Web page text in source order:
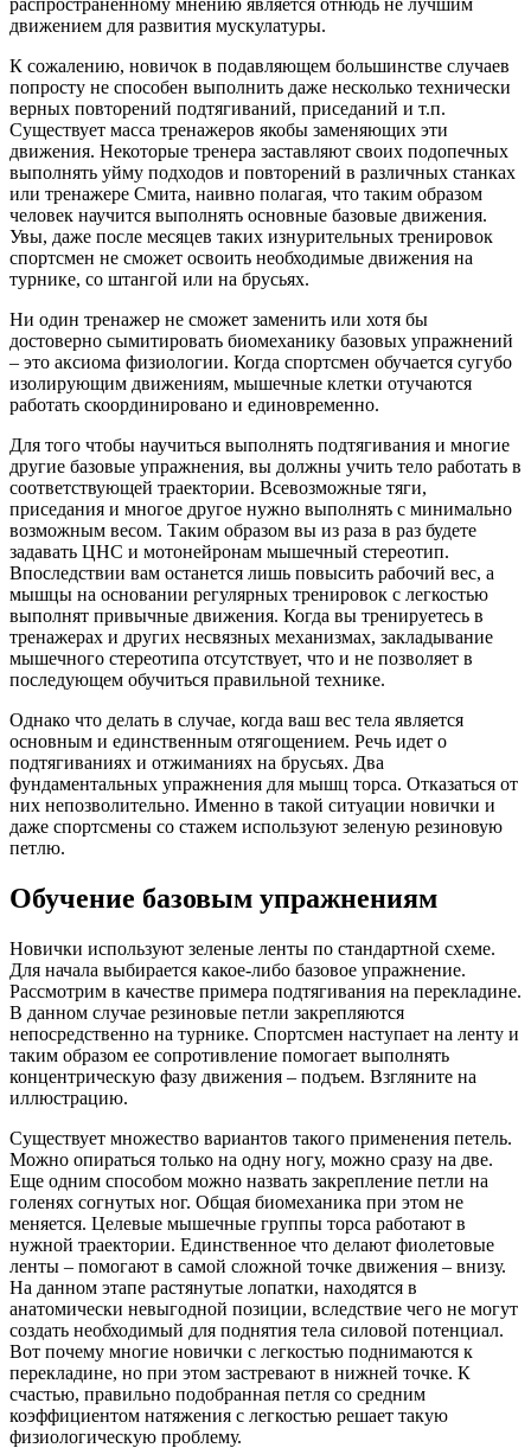
движением для развития мускулатуры.
К сожалению, новичок в подавляющем большинстве случаев
попросту не способен выполнить даже несколько технически
верных повторений подтягиваний, приседаний и т.п.
Существует масса тренажеров якобы заменяющих эти
движения. Некоторые тренера заставляют своих подопечных
выполнять уйму подходов и повторений в различных станках
или тренажере Смита, наивно полагая, что таким образом
человек научится выполнять основные базовые движения.
Увы, даже после месяцев таких изнурительных тренировок
спортсмен не сможет освоить необходимые движения на
турнике, со штангой или на брусьях.
Ни один тренажер не сможет заменить или хотя бы
достоверно сымитировать биомеханику базовых упражнений
– это аксиома физиологии. Когда спортсмен обучается сугубо
изолирующим движениям, мышечные клетки отучаются
работать скоординировано и единовременно.
Для того чтобы научиться выполнять подтягивания и многие
другие базовые упражнения, вы должны учить тело работать в
соответствующей траектории. Всевозможные тяги,
приседания и многое другое нужно выполнять с минимально
возможным весом. Таким образом вы из раза в раз будете
задавать ЦНС и мотонейронам мышечный стереотип.
Впоследствии вам останется лишь повысить рабочий вес, а
мышцы на основании регулярных тренировок с легкостью
выполнят привычные движения. Когда вы тренируетесь в
тренажерах и других несвязных механизмах, закладывание
мышечного стереотипа отсутствует, что и не позволяет в
последующем обучиться правильной технике.
Однако что делать в случае, когда ваш вес тела является
основным и единственным отягощением. Речь идет о
подтягиваниях и отжиманиях на брусьях. Два
фундаментальных упражнения для мышц торса. Отказаться от
них непозволительно. Именно в такой ситуации новички и
даже спортсмены со стажем используют зеленую резиновую
петлю.
Обучение базовым упражнениям
Новички используют зеленые ленты по стандартной схеме.
Для начала выбирается какое-либо базовое упражнение.
Рассмотрим в качестве примера подтягивания на перекладине.
В данном случае резиновые петли закрепляются
непосредственно на турнике. Спортсмен наступает на ленту и
таким образом ее сопротивление помогает выполнять
концентрическую фазу движения – подъем. Взгляните на
иллюстрацию.
Существует множество вариантов такого применения петель.
Можно опираться только на одну ногу, можно сразу на две.
Еще одним способом можно назвать закрепление петли на
голенях согнутых ног. Общая биомеханика при этом не
меняется. Целевые мышечные группы торса работают в
нужной траектории. Единственное что делают фиолетовые
ленты – помогают в самой сложной точке движения – внизу.
На данном этапе растянутые лопатки, находятся в
анатомически невыгодной позиции, вследствие чего не могут
создать необходимый для поднятия тела силовой потенциал.
Вот почему многие новички с легкостью поднимаются к
перекладине, но при этом застревают в нижней точке. К
счастью, правильно подобранная петля со средним
коэффициентом натяжения с легкостью решает такую
физиологическую проблему.